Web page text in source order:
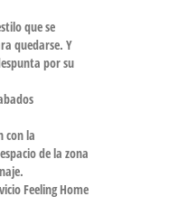
que se
quedarse. Y
por su
con la
de la zona
Feeling Home